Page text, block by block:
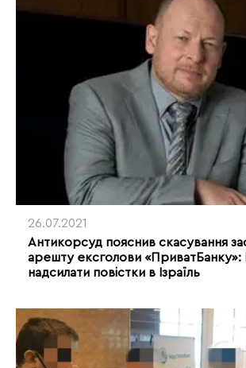
26.07.2021
Антикорсуд пояснив скасування
арешту ексголови
надсилати повістки в Ізраїль